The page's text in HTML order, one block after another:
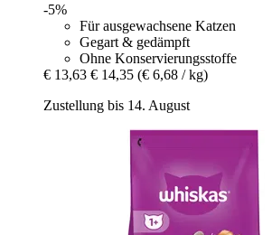
-5%
Für ausgewachsene Katzen
Gegart & gedämpft
Ohne Konservierungsstoffe
€ 13,63 € 14,35 (€ 6,68 / kg)
Zustellung bis 14. August